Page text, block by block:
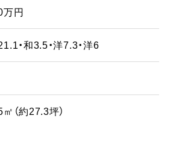
万円
・和3.5・洋7.3・洋6
（約27.3坪）